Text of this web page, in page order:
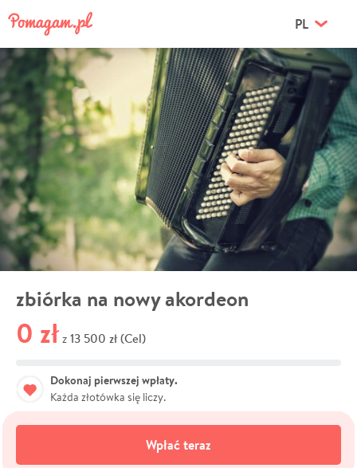
PL
zbiórka na nowy akordeon
0 zł z 13 500 zł (Cel)
Dokonaj pierwszej wpłaty.
Każda złotówka się liczy.
Wpłać teraz